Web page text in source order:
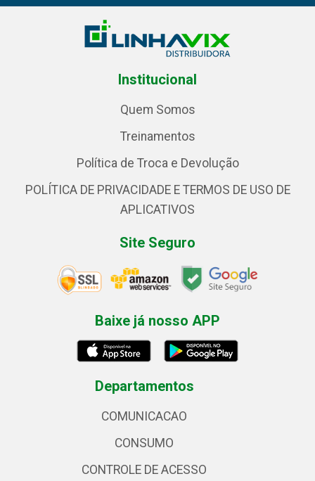
Institucional
Quem Somos
Treinamentos
Política de Troca e Devolução
POLÍTICA DE PRIVACIDADE E TERMOS DE USO DE
APLICATIVOS
Site Seguro
Baixe já nosso APP
Departamentos
COMUNICACAO
CONSUMO
CONTROLE DE ACESSO